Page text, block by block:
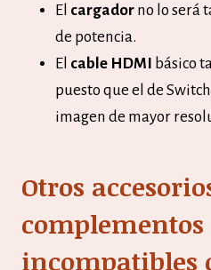
El cargador no lo será
de potencia.
El cable HDMI básico
puesto que el de
imagen de mayor
Otros
complementos
incompatibles